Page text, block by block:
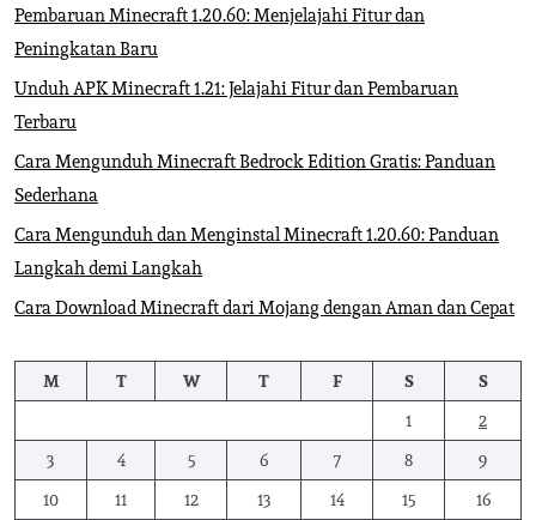
Pembaruan Minecraft 1.20.60: Menjelajahi Fitur dan
Peningkatan Baru
Unduh APK Minecraft 1.21: Jelajahi Fitur dan Pembaruan
Terbaru
Cara Mengunduh Minecraft Bedrock Edition Gratis: Panduan
Sederhana
Cara Mengunduh dan Menginstal Minecraft 1.20.60: Panduan
Langkah demi Langkah
Cara Download Minecraft dari Mojang dengan Aman dan Cepat
M T W T F S
S
1
2
3
4 5 6 7 8
9
10
11 12 13 14 15
16